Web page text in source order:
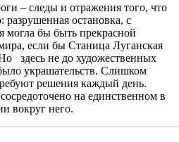
– следы и отражения того, что
разрушенная остановка, с
могла бы быть прекрасной
если бы Станица Луганская
здесь не до художественных
украшательств. Слишком
решения каждый день.
на единственном в
вокруг него.